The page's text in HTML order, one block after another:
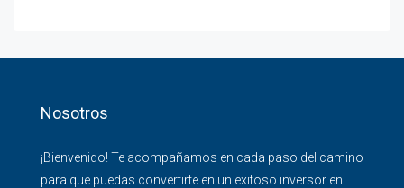
Nosotros
¡Bienvenido! Te acompañamos en cada paso del camino
para que puedas convertirte en un exitoso inversor en